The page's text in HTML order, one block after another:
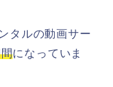
タルの動画サー
になっていま